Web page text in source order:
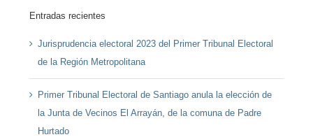
Entradas recientes
Jurisprudencia electoral 2023 del Primer Tribunal Electoral
de la Región Metropolitana
Primer Tribunal Electoral de Santiago anula la elección de
la Junta de Vecinos El Arrayán, de la comuna de Padre
Hurtado